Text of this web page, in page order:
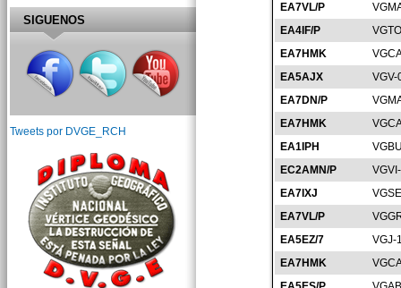
EA7VL/P
EA4IF/P
EA7HMK
EA5AJX
VGV-
EA7DN/P
EA7HMK
EA1IPH
EC2AMN/P
EA7IXJ
EA7VL/P
EA5EZ/7
VGJ-
EA7HMK
SIGUENOS
Tweets por DVGE_RCH